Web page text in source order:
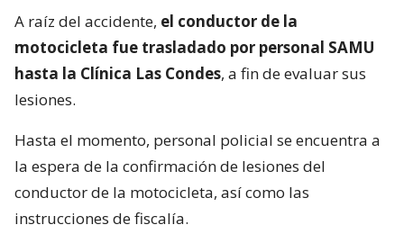
A raíz del accidente, el conductor de la
motocicleta fue trasladado por personal SAMU
hasta la Clínica Las Condes, a fin de evaluar sus
lesiones.
Hasta el momento, personal policial se encuentra a
la espera de la confirmación de lesiones del
conductor de la motocicleta, así como las
instrucciones de fiscalía.